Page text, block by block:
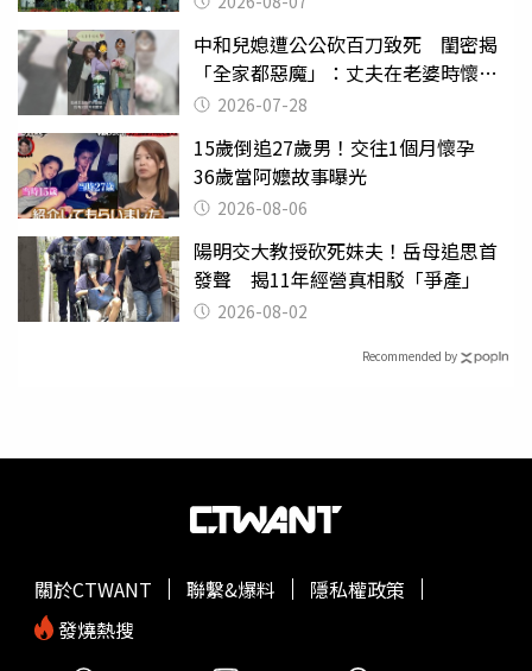
中和兒媳遭公公砍百刀致死 閨密揭
「全家都惡魔」：丈夫在老婆時懷孕
摔東西
2026-07-28
15歲倒追27歲男！交往1個月懷孕
36歲當阿嬤故事曝光
2026-08-06
陽明交大教授砍死妹夫！岳母追思首
發聲 揭11年經營真相駁「爭產」
2026-08-02
Recommended by
關於CTWANT 聯繫&爆料
隱私權政策
發燒熱搜